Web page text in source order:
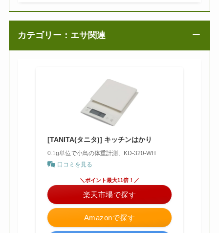
カテゴリー：エサ関連
[TANITA(タニタ)] キッチンはかり
0.1g単位で小鳥の体重計測、KD-320-WH
口コミを見る
Amazonで探す
＼ポイント最大11倍！／
楽天市場で探す